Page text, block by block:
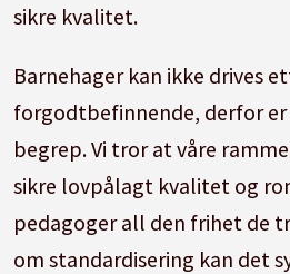
sikre kvalitet.
Barnehager kan ikke drives
forgodtbefinnende, derfor
begrep. Vi tror at våre
sikre lovpålagt kvalitet og
pedagoger all den frihet de
om standardisering kan det